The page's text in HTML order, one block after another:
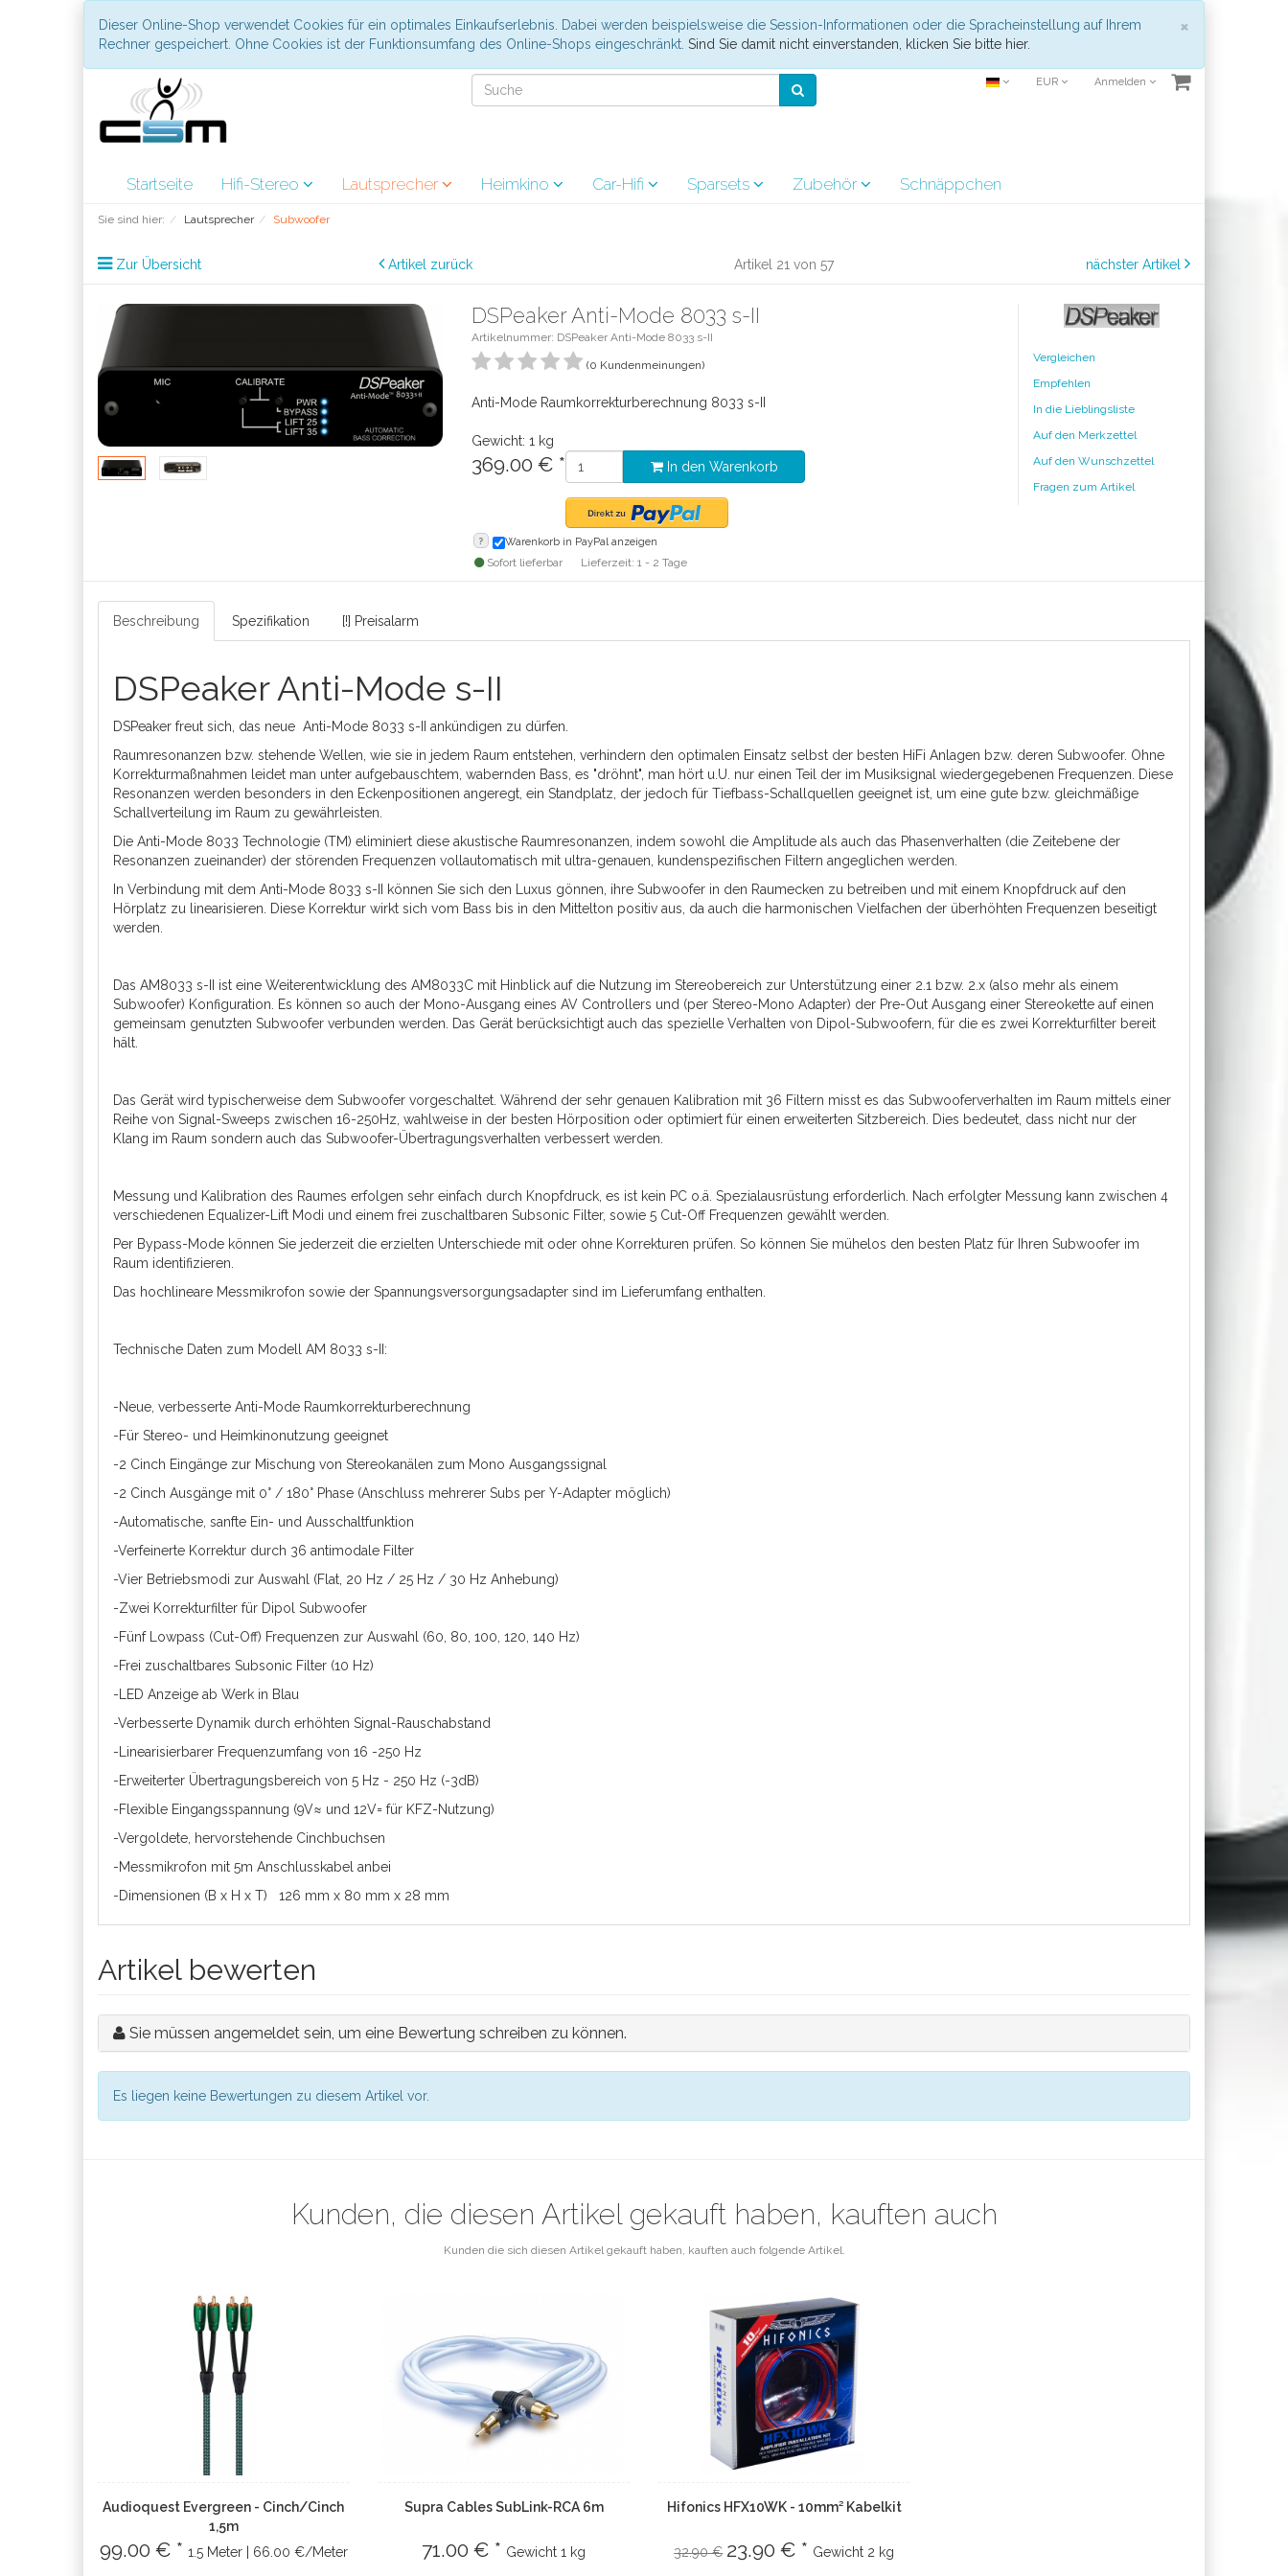
×
Dieser Online-Shop verwendet Cookies für ein optimales Einkaufserlebnis. Dabei werden beispielsweise die Session-Informationen oder die Spracheinstellung auf Ihrem
Rechner gespeichert. Ohne Cookies ist der Funktionsumfang des Online-Shops eingeschränkt. Sind Sie damit nicht einverstanden, klicken Sie bitte hier.
EUR Anmelden
Startseite Hifi-Stereo Lautsprecher Heimkino Car-Hifi Sparsets Zubehör Schnäppchen
Sie sind hier: Lautsprecher Subwoofer
Zur Übersicht Artikel zurück Artikel 21 von 57 nächster Artikel
DSPeaker Anti-Mode 8033 s-II
Artikelnummer: DSPeaker Anti-Mode 8033 s-II
(0 Kundenmeinungen)
Anti-Mode Raumkorrekturberechnung 8033 s-II
Gewicht: 1 kg
369.00 € * In den Warenkorb
? Warenkorb in PayPal anzeigen
Sofort lieferbar Lieferzeit: 1 - 2 Tage
Vergleichen
Empfehlen
In die Lieblingsliste
Auf den Merkzettel
Auf den Wunschzettel
Fragen zum Artikel
Beschreibung Spezifikation [!] Preisalarm
DSPeaker Anti-Mode s-II
DSPeaker freut sich, das neue Anti-Mode 8033 s-II ankündigen zu dürfen.
Raumresonanzen bzw. stehende Wellen, wie sie in jedem Raum entstehen, verhindern den optimalen Einsatz selbst der besten HiFi Anlagen bzw. deren Subwoofer. Ohne
Korrekturmaßnahmen leidet man unter aufgebauschtem, wabernden Bass, es "dröhnt", man hört u.U. nur einen Teil der im Musiksignal wiedergegebenen Frequenzen. Diese
Resonanzen werden besonders in den Eckenpositionen angeregt, ein Standplatz, der jedoch für Tiefbass-Schallquellen geeignet ist, um eine gute bzw. gleichmäßige
Schallverteilung im Raum zu gewährleisten.
Die Anti-Mode 8033 Technologie (TM) eliminiert diese akustische Raumresonanzen, indem sowohl die Amplitude als auch das Phasenverhalten (die Zeitebene der
Resonanzen zueinander) der störenden Frequenzen vollautomatisch mit ultra-genauen, kundenspezifischen Filtern angeglichen werden.
In Verbindung mit dem Anti-Mode 8033 s-II können Sie sich den Luxus gönnen, ihre Subwoofer in den Raumecken zu betreiben und mit einem Knopfdruck auf den
Hörplatz zu linearisieren. Diese Korrektur wirkt sich vom Bass bis in den Mittelton positiv aus, da auch die harmonischen Vielfachen der überhöhten Frequenzen beseitigt
werden.
Das AM8033 s-II ist eine Weiterentwicklung des AM8033C mit Hinblick auf die Nutzung im Stereobereich zur Unterstützung einer 2.1 bzw. 2.x (also mehr als einem
Subwoofer) Konfiguration. Es können so auch der Mono-Ausgang eines AV Controllers und (per Stereo-Mono Adapter) der Pre-Out Ausgang einer Stereokette auf einen
gemeinsam genutzten Subwoofer verbunden werden. Das Gerät berücksichtigt auch das spezielle Verhalten von Dipol-Subwoofern, für die es zwei Korrekturfilter bereit
hält.
Das Gerät wird typischerweise dem Subwoofer vorgeschaltet. Während der sehr genauen Kalibration mit 36 Filtern misst es das Subwooferverhalten im Raum mittels einer
Reihe von Signal-Sweeps zwischen 16-250Hz, wahlweise in der besten Hörposition oder optimiert für einen erweiterten Sitzbereich. Dies bedeutet, dass nicht nur der
Klang im Raum sondern auch das Subwoofer-Übertragungs­verhalten verbessert werden.
Messung und Kalibration des Raumes erfolgen sehr einfach durch Knopfdruck, es ist kein PC o.ä. Spezialausrüstung erforderlich. Nach erfolgter Messung kann zwischen 4
verschiedenen Equalizer-Lift Modi und einem frei zuschaltbaren Subsonic Filter, sowie 5 Cut-Off Frequenzen gewählt werden.
Per Bypass-Mode können Sie jederzeit die erzielten Unterschiede mit oder ohne Korrekturen prüfen. So können Sie mühelos den besten Platz für Ihren Subwoofer im
Raum identifizieren.
Das hochlineare Messmikrofon sowie der Spannungsversorgungsadapter sind im Lieferumfang enthalten.
Technische Daten zum Modell AM 8033 s-II:
-Neue, verbesserte Anti-Mode Raumkorrekturberechnung
-Für Stereo- und Heimkinonutzung geeignet
-2 Cinch Eingänge zur Mischung von Stereokanälen zum Mono Ausgangssignal
-2 Cinch Ausgänge mit 0° / 180° Phase (Anschluss mehrerer Subs per Y-Adapter möglich)
-Automatische, sanfte Ein- und Ausschaltfunktion
-Verfeinerte Korrektur durch 36 antimodale Filter
-Vier Betriebsmodi zur Auswahl (Flat, 20 Hz / 25 Hz / 30 Hz Anhebung)
-Zwei Korrekturfilter für Dipol Subwoofer
-Fünf Lowpass (Cut-Off) Frequenzen zur Auswahl (60, 80, 100, 120, 140 Hz)
-Frei zuschaltbares Subsonic Filter (10 Hz)
-LED Anzeige ab Werk in Blau
-Verbesserte Dynamik durch erhöhten Signal-Rauschabstand
-Linearisierbarer Frequenzumfang von 16 -250 Hz
-Erweiterter Übertragungsbereich von 5 Hz - 250 Hz (-3dB)
-Flexible Eingangsspannung (9V≈ und 12V= für KFZ-Nutzung)
-Vergoldete, hervorstehende Cinchbuchsen
-Messmikrofon mit 5m Anschlusskabel anbei
-Dimensionen (B x H x T) 126 mm x 80 mm x 28 mm
Artikel bewerten
Sie müssen angemeldet sein, um eine Bewertung schreiben zu können.
Es liegen keine Bewertungen zu diesem Artikel vor.
Kunden, die diesen Artikel gekauft haben, kauften auch
Kunden die sich diesen Artikel gekauft haben, kauften auch folgende Artikel.
Audioquest Evergreen - Cinch/Cinch
1,5m
99.00 € * 1.5 Meter | 66.00 €/Meter
Supra Cables SubLink-RCA 6m
71.00 € * Gewicht 1 kg
Hifonics HFX10WK - 10mm² Kabelkit
32.90 € 23.90 € * Gewicht 2 kg